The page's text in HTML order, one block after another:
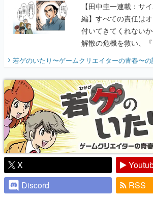
【田中圭一連載：サ
編】すべての責任はオ
付いてきてくれない
解散の危機を救い、
『少年ジャンプ』色
り】
若ゲのいたり〜ゲームクリエイターの青春〜の
X
Discord
RSS